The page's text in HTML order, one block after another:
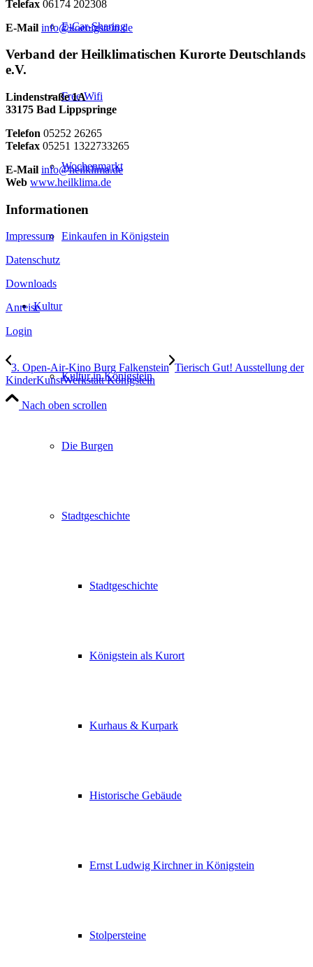
E-Car-Sharing
Free Wifi
Wochenmarkt
Einkaufen in Königstein
Kultur
Kultur in Königstein
Die Burgen
Stadtgeschichte
Stadtgeschichte
Königstein als Kurort
Kurhaus & Kurpark
Historische Gebäude
Ernst Ludwig Kirchner in Königstein
Stolpersteine
Telefax 06174 202308
E-Mail info@koenigstein.de
Verband der Heilklimatischen Kurorte Deutschlands
e.V.
Lindenstraße 1A
33175 Bad Lippspringe
Telefon 05252 26265
Telefax 05251 1322733265
E-Mail info@heilklima.de
Web www.heilklima.de
Informationen
Impressum
Datenschutz
Downloads
Anreise
Login
3. Open-Air-Kino Burg Falkenstein Tierisch Gut! Ausstellung der
KinderKunstWerkstatt Königstein
Nach oben scrollen